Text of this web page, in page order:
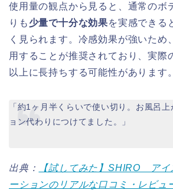
使用量の観点から見ると、通常のボ
りも 少量で十分な効果を実感できる
く見られます。冷感効果が強いため
用することが推奨されており、実際
以上に長持ちする可能性があります。
「約1ヶ月半くらいで使い切り。お風呂
ョン代わりにつけてました。」
出典：
【試してみた】SHIRO アイ
ーションのリアルな口コミ・レビュ